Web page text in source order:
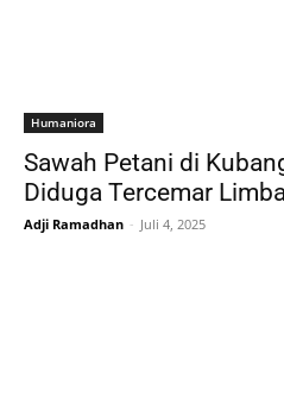
Humaniora
Sawah Petani di
Diduga Tercemar
Adji Ramadhan - Juli 4, 2025